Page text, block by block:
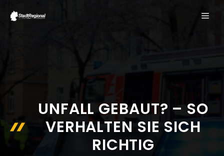
Inhalt
UNFALL GEBAUT? – SO
VERHALTEN SIE SICH
RICHTIG